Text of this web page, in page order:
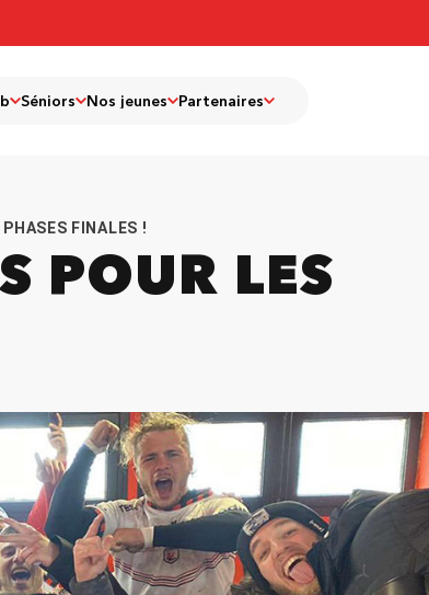
Séniors Nos jeunes Partenaires
FINALES !
POUR LES